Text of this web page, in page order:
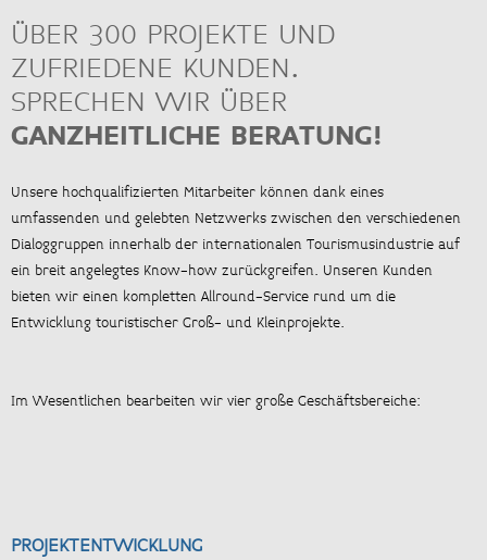
<ZUR ÜBERSICHT
ÜBER 300 PROJEKTE UND
ZUFRIEDENE KUNDEN.
SPRECHEN WIR ÜBER
GANZHEITLICHE BERATUNG!
Unsere hochqualifizierten Mitarbeiter können dank eines
umfassenden und gelebten Netzwerks zwischen den verschiedenen
Dialoggruppen innerhalb der internationalen Tourismusindustrie auf
ein breit angelegtes Know-how zurückgreifen. Unseren Kunden
bieten wir einen kompletten Allround-Service rund um die
Entwicklung touristischer Groß- und Kleinprojekte.
Im Wesentlichen bearbeiten wir vier große Geschäftsbereiche:
PROJEKTENTWICKLUNG